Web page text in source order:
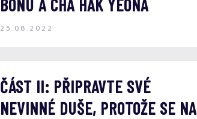
BONU A CHA HAK YEONA
25.08.2022
ČÁST II: PŘIPRAVTE SVÉ
NEVINNÉ DUŠE, PROTOŽE SE NA